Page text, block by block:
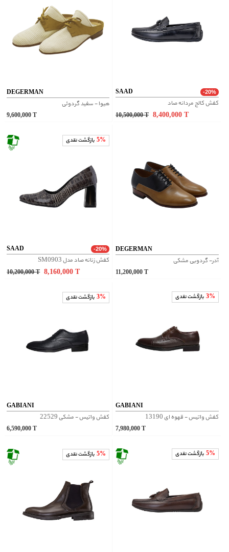
DEGERMAN
هیوا - سفید گردوئی
9,600,000
SAAD -20%
کفش کالج مردانه صاد
10,500,000 T 8,400,000
5% بازگشت نقدی
SAAD -20%
کفش زنانه صاد مدل SM0903
10,200,000 T 8,160,000
DEGERMAN
آدر- گردویی مشکی
11,200,000
3% بازگشت نقدی
GABIANI
کفش واتیس - مشکی 22529
6,590,000
3% بازگشت نقدی
GABIANI
کفش واتیس - قهوه ای 13190
7,980,000
5% بازگشت نقدی 5% بازگشت نقدی